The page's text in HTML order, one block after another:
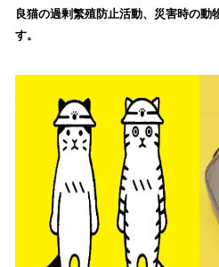
良猫の過剰繁殖防止活動、災害時の動
す。